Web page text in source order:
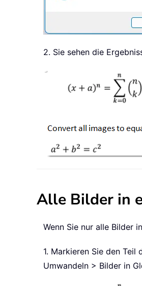
2. Sie sehen die
Alle Bilder in
Wenn Sie nur alle Bilder
1. Markieren Sie den
Umwandeln > Bilder in